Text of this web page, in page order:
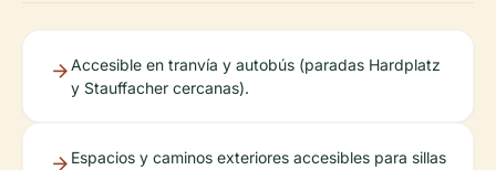
Accesible en tranvía y autobús (paradas Hardplatz
y Stauffacher cercanas).
Espacios y caminos exteriores accesibles para sillas